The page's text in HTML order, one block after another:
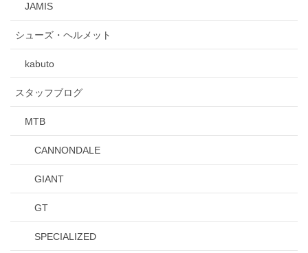
JAMIS
シューズ・ヘルメット
kabuto
スタッフブログ
MTB
CANNONDALE
GIANT
GT
SPECIALIZED